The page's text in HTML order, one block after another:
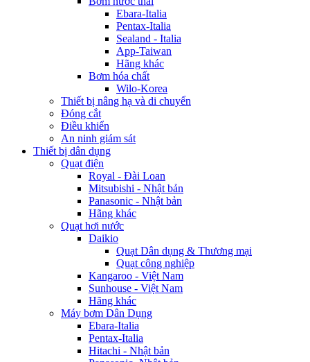
Ebara-Italia
Pentax-Italia
Sealand - Italia
App-Taiwan
Hãng khác
Bơm hóa chất
Wilo-Korea
Thiết bị nâng hạ và di chuyển
Đóng cắt
Điều khiển
An ninh giám sát
Thiết bị dân dụng
Quạt điện
Royal - Đài Loan
Mitsubishi - Nhật bản
Panasonic - Nhật bản
Hãng khác
Quạt hơi nước
Daikio
Quạt Dân dụng & Thương mại
Quạt công nghiệp
Kangaroo - Việt Nam
Sunhouse - Việt Nam
Hãng khác
Máy bơm Dân Dụng
Ebara-Italia
Pentax-Italia
Hitachi - Nhật bản